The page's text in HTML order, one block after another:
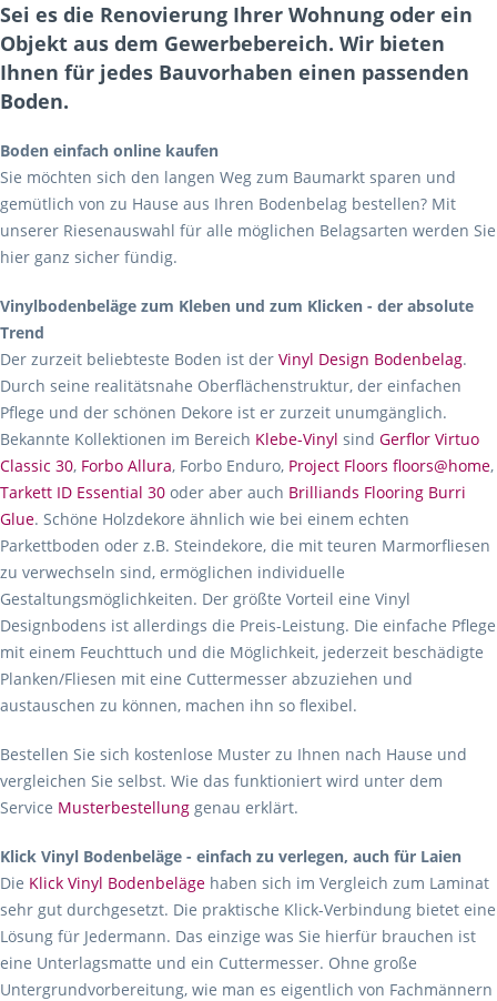
Sei es die Renovierung Ihrer Wohnung oder ein
Objekt aus dem Gewerbebereich. Wir bieten
Ihnen für jedes Bauvorhaben einen passenden
Boden.
Boden einfach online kaufen
Sie möchten sich den langen Weg zum Baumarkt sparen und
gemütlich von zu Hause aus Ihren Bodenbelag bestellen? Mit
unserer Riesenauswahl für alle möglichen Belagsarten werden Sie
hier ganz sicher fündig.
Vinylbodenbeläge zum Kleben und zum Klicken - der absolute
Trend
Der zurzeit beliebteste Boden ist der Vinyl Design Bodenbelag.
Durch seine realitätsnahe Oberflächenstruktur, der einfachen
Pflege und der schönen Dekore ist er zurzeit unumgänglich.
Bekannte Kollektionen im Bereich Klebe-Vinyl sind Gerflor Virtuo
Classic 30, Forbo Allura, Forbo Enduro, Project Floors floors@home,
Tarkett ID Essential 30 oder aber auch Brilliands Flooring Burri
Glue. Schöne Holzdekore ähnlich wie bei einem echten
Parkettboden oder z.B. Steindekore, die mit teuren Marmorfliesen
zu verwechseln sind, ermöglichen individuelle
Gestaltungsmöglichkeiten. Der größte Vorteil eine Vinyl
Designbodens ist allerdings die Preis-Leistung. Die einfache Pflege
mit einem Feuchttuch und die Möglichkeit, jederzeit beschädigte
Planken/Fliesen mit eine Cuttermesser abzuziehen und
austauschen zu können, machen ihn so flexibel.
Bestellen Sie sich kostenlose Muster zu Ihnen nach Hause und
vergleichen Sie selbst. Wie das funktioniert wird unter dem
Service Musterbestellung genau erklärt.
Klick Vinyl Bodenbeläge - einfach zu verlegen, auch für Laien
Die Klick Vinyl Bodenbeläge haben sich im Vergleich zum Laminat
sehr gut durchgesetzt. Die praktische Klick-Verbindung bietet eine
Lösung für Jedermann. Das einzige was Sie hierfür brauchen ist
eine Unterlagsmatte und ein Cuttermesser. Ohne große
Untergrundvorbereitung, wie man es eigentlich von Fachmännern